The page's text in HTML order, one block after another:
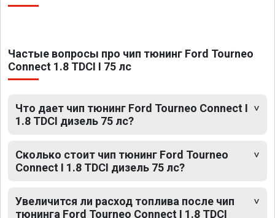
Частые вопросы про чип тюнинг Ford Tourneo
Connect 1.8 TDCI I 75 лс
Что дает чип тюнинг Ford Tourneo Connect I
1.8 TDCI дизель 75 лс?
Сколько стоит чип тюнинг Ford Tourneo
Connect I 1.8 TDCI дизель 75 лс?
Увеличится ли расход топлива после чип
тюнинга Ford Tourneo Connect I 1.8 TDCI